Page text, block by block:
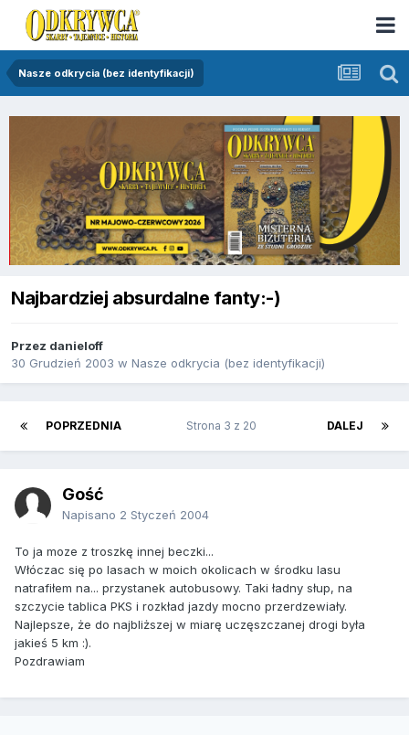
Nasze odkrycia (bez identyfikacji)
Najbardziej absurdalne fanty:-)
Przez danieloff
30 Grudzień 2003 w Nasze odkrycia (bez identyfikacji)
POPRZEDNIA DALEJ
Strona 3 z 20
Gość
Napisano 2 Styczeń 2004
To ja moze z troszkę innej beczki...
Włóczac się po lasach w moich okolicach w środku lasu
natrafiłem na... przystanek autobusowy. Taki ładny słup, na
szczycie tablica PKS i rozkład jazdy mocno przerdzewiały.
Najlepsze, że do najbliższej w miarę uczęszczanej drogi była
jakieś 5 km :).
Pozdrawiam